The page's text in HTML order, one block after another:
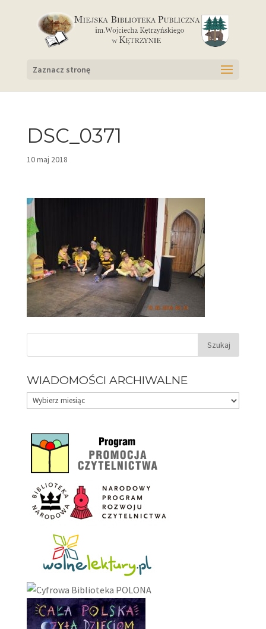
Zaznacz stronę
DSC_0371
10 maj 2018
WIADOMOŚCI ARCHIWALNE
Wiadomości